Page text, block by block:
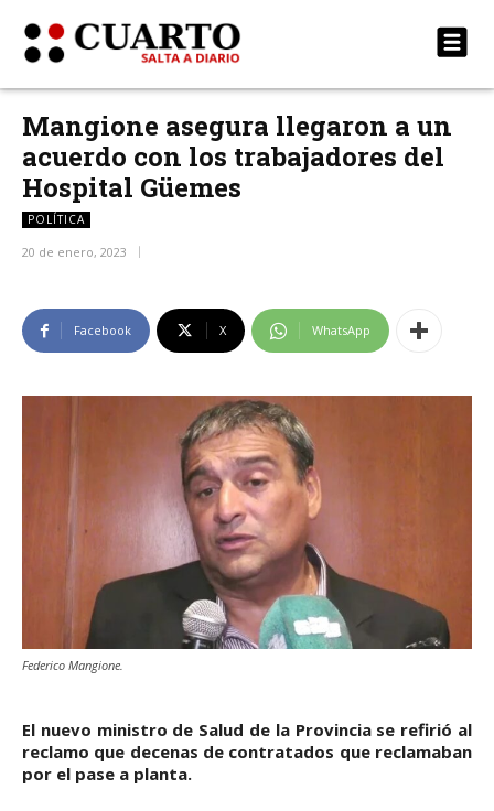
Mangione asegura llegaron a un
acuerdo con los trabajadores del
Hospital Güemes
POLÍTICA
20 de enero, 2023
Facebook X WhatsApp
Federico Mangione.
El nuevo ministro de Salud de la Provincia se refirió al
reclamo que decenas de contratados que reclamaban
por el pase a planta.